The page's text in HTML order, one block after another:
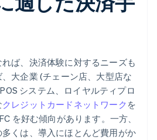
ば、決済体験に対するニーズも
大企業 (チェーン店、大型店な
システム、ロイヤルティプロ
クレジットカードネットワーク を
を好む傾向があります。一方、
くは、導入にほとんど費用がか